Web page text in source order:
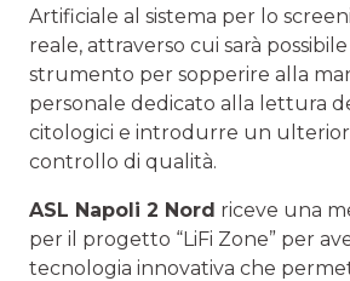
Artificiale al sistema per lo
reale, attraverso cui sarà
strumento per sopperire alla
personale dedicato alla lettura
citologici e introdurre un
controllo di qualità.
ASL Napoli 2 Nord riceve una
per il progetto “LiFi Zone” per
tecnologia innovativa che